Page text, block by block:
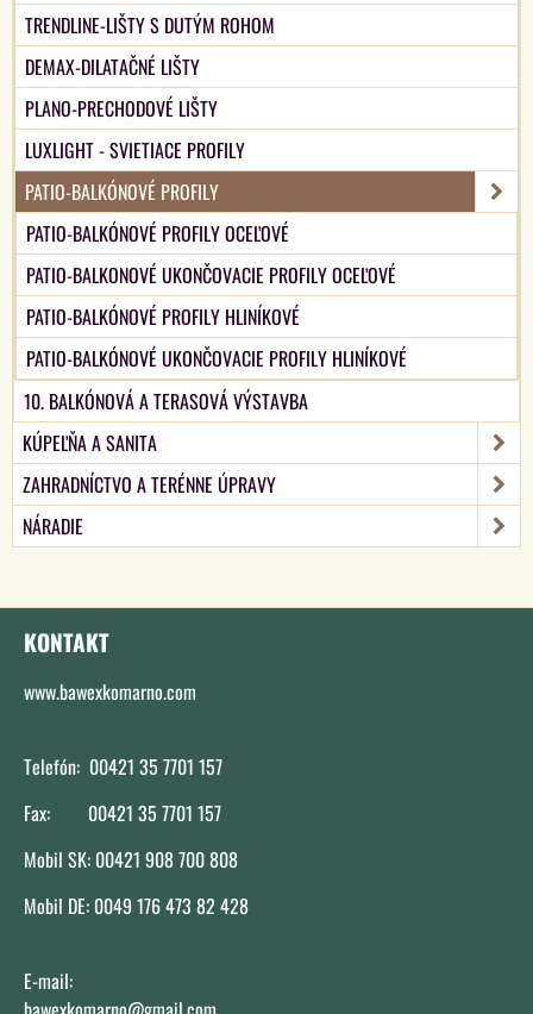
TRENDLINE-LIŠTY S DUTÝM ROHOM
DEMAX-DILATAČNÉ LIŠTY
PLANO-PRECHODOVÉ LIŠTY
LUXLIGHT - SVIETIACE PROFILY
PATIO-BALKÓNOVÉ PROFILY
PATIO-BALKÓNOVÉ PROFILY OCEĽOVÉ
PATIO-BALKONOVÉ UKONČOVACIE PROFILY OCEĽOVÉ
PATIO-BALKÓNOVÉ PROFILY HLINÍKOVÉ
PATIO-BALKÓNOVÉ UKONČOVACIE PROFILY HLINÍKOVÉ
10. BALKÓNOVÁ A TERASOVÁ VÝSTAVBA
KÚPEĽŇA A SANITA
ZAHRADNÍCTVO A TERÉNNE ÚPRAVY
NÁRADIE
KONTAKT
www.bawexkomarno.com
Telefón: 00421 35 7701 157
Fax: 00421 35 7701 157
Mobil SK: 00421 908 700 808
Mobil DE: 0049 176 473 82 428
E-mail: